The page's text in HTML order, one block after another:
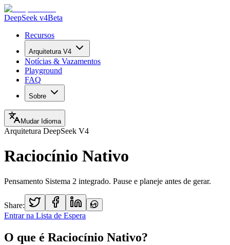
DeepSeek v4Beta
Recursos
Arquitetura V4
Notícias & Vazamentos
Playground
FAQ
Sobre
Mudar Idioma
Arquitetura DeepSeek V4
Raciocínio Nativo
Pensamento Sistema 2 integrado. Pause e planeje antes de gerar.
Share:
Entrar na Lista de Espera
O que é Raciocínio Nativo?